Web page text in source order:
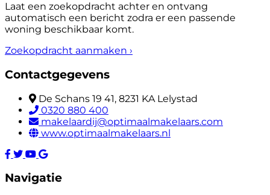
Laat een zoekopdracht achter en ontvang
automatisch een bericht zodra er een passende
woning beschikbaar komt.
Zoekopdracht aanmaken ›
Contactgegevens
De Schans 19 41, 8231 KA Lelystad
0320 880 400
makelaardij@optimaalmakelaars.com
www.optimaalmakelaars.nl
Navigatie